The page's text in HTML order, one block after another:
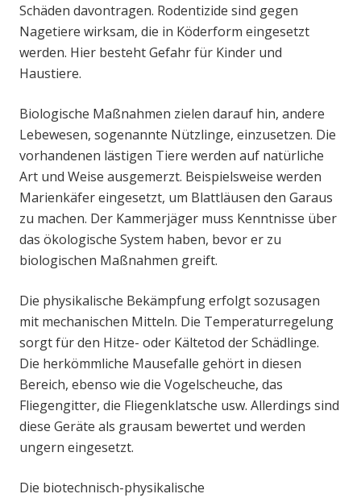
Schäden davontragen. Rodentizide sind gegen
Nagetiere wirksam, die in Köderform eingesetzt
werden. Hier besteht Gefahr für Kinder und
Haustiere.
Biologische Maßnahmen zielen darauf hin, andere
Lebewesen, sogenannte Nützlinge, einzusetzen. Die
vorhandenen lästigen Tiere werden auf natürliche
Art und Weise ausgemerzt. Beispielsweise werden
Marienkäfer eingesetzt, um Blattläusen den Garaus
zu machen. Der Kammerjäger muss Kenntnisse über
das ökologische System haben, bevor er zu
biologischen Maßnahmen greift.
Die physikalische Bekämpfung erfolgt sozusagen
mit mechanischen Mitteln. Die Temperaturregelung
sorgt für den Hitze- oder Kältetod der Schädlinge.
Die herkömmliche Mausefalle gehört in diesen
Bereich, ebenso wie die Vogelscheuche, das
Fliegengitter, die Fliegenklatsche usw. Allerdings sind
diese Geräte als grausam bewertet und werden
ungern eingesetzt.
Die biotechnisch-physikalische